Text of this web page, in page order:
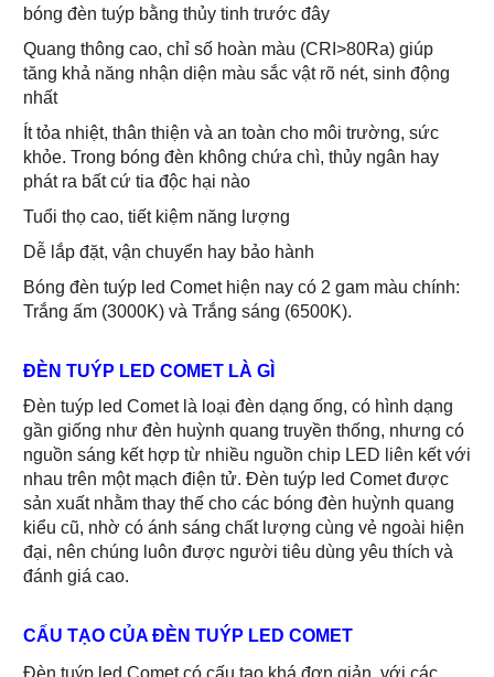
bóng đèn tuýp bằng thủy tinh trước đây
Quang thông cao, chỉ số hoàn màu (CRI>80Ra) giúp
tăng khả năng nhận diện màu sắc vật rõ nét, sinh động
nhất
Ít tỏa nhiệt, thân thiện và an toàn cho môi trường, sức
khỏe. Trong bóng đèn không chứa chì, thủy ngân hay
phát ra bất cứ tia độc hại nào
Tuổi thọ cao, tiết kiệm năng lượng
Dễ lắp đặt, vận chuyển hay bảo hành
Bóng đèn tuýp led Comet hiện nay có 2 gam màu chính:
Trắng ấm (3000K) và Trắng sáng (6500K).
ĐÈN TUÝP LED COMET LÀ GÌ
Đèn tuýp led Comet là loại đèn dạng ống, có hình dạng
gần giống như đèn huỳnh quang truyền thống, nhưng có
nguồn sáng kết hợp từ nhiều nguồn chip LED liên kết với
nhau trên một mạch điện tử. Đèn tuýp led Comet được
sản xuất nhằm thay thế cho các bóng đèn huỳnh quang
kiểu cũ, nhờ có ánh sáng chất lượng cùng vẻ ngoài hiện
đại, nên chúng luôn được người tiêu dùng yêu thích và
đánh giá cao.
CẤU TẠO CỦA ĐÈN TUÝP LED COMET
Đèn tuýp led Comet có cấu tạo khá đơn giản, với các